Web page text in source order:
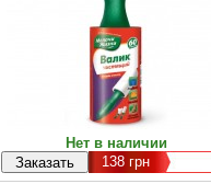
Нет в наличии
138грн